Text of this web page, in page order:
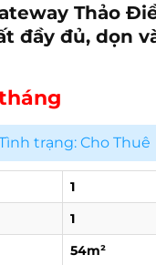
Thảo
đầy đủ, dọn
trạng: Cho Thuê
1
1
54m²